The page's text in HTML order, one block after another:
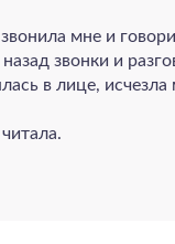
мне и
звонки и
в лице,